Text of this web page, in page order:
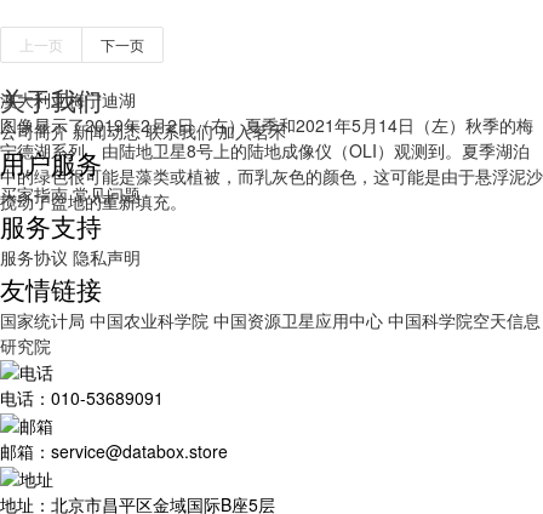
澳大利亚梅宁迪湖
图像显示了2019年2月2日（右）夏季和2021年5月14日（左）秋季的梅
宁德湖系列，由陆地卫星8号上的陆地成像仪（OLI）观测到。夏季湖泊
中的绿色很可能是藻类或植被，而乳灰色的颜色，这可能是由于悬浮泥沙
搅动了盆地的重新填充。
上一页 下一页
关于我们
公司简介 新闻动态 联系我们 加入茗禾
用户服务
买家指南 常见问题
服务支持
服务协议 隐私声明
友情链接
国家统计局 中国农业科学院 中国资源卫星应用中心 中国科学院空天信息
研究院
电话：010-53689091
邮箱：service@databox.store
地址：北京市昌平区金域国际B座5层